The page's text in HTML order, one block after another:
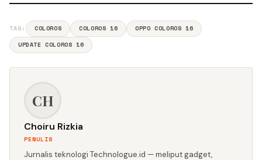
TAG: COLOROS COLOROS 16
OPPO COLOROS 16
UPDATE COLOROS 16
CH
Choiru Rizkia
PENULIS
Jurnalis teknologi Technologue.id — meliput gadget,